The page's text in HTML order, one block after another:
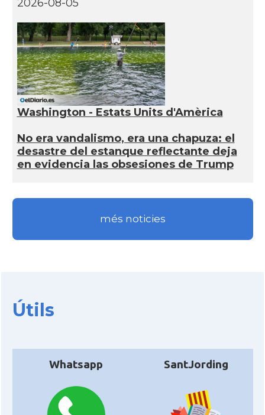
2026-08-05
Washington - Estats Units d'Amèrica
No era vandalismo, era una chapuza: el
desastre del estanque reflectante deja
en evidencia las obsesiones de Trump
més noticies
Útils
Whatsapp SantJording